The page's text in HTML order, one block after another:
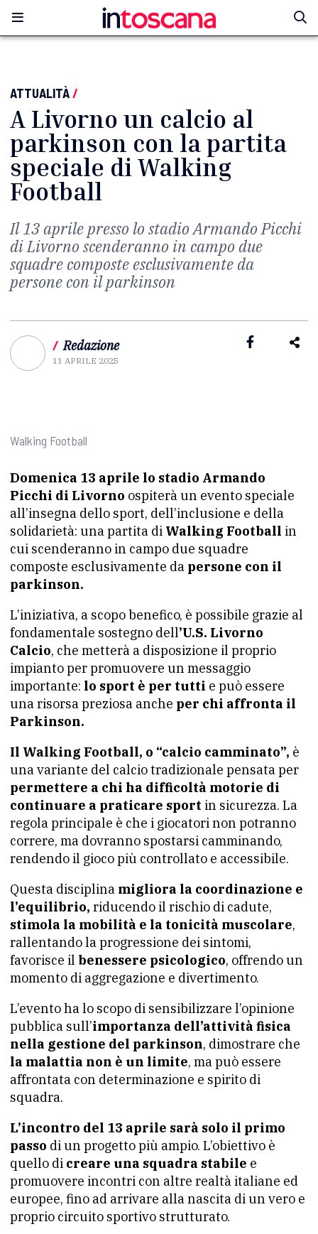
ATTUALITÀ/
A Livorno un calcio al
parkinson con la partita
speciale di Walking
Football
Il 13 aprile presso lo stadio Armando Picchi
di Livorno scenderanno in campo due
squadre composte esclusivamente da
persone con il parkinson
/ Redazione
11 APRILE 2025
Walking Football
Domenica 13 aprile lo stadio Armando
Picchi di Livorno ospiterà un evento speciale
all’insegna dello sport, dell’inclusione e della
solidarietà: una partita di Walking Football in
cui scenderanno in campo due squadre
composte esclusivamente da persone con il
parkinson.
L’iniziativa, a scopo benefico, è possibile grazie al
fondamentale sostegno dell’U.S. Livorno
Calcio, che metterà a disposizione il proprio
impianto per promuovere un messaggio
importante: lo sport è per tutti e può essere
una risorsa preziosa anche per chi affronta il
Parkinson.
Il Walking Football, o “calcio camminato”, è
una variante del calcio tradizionale pensata per
permettere a chi ha difficoltà motorie di
continuare a praticare sport in sicurezza. La
regola principale è che i giocatori non potranno
correre, ma dovranno spostarsi camminando,
rendendo il gioco più controllato e accessibile.
Questa disciplina migliora la coordinazione e
l’equilibrio, riducendo il rischio di cadute,
stimola la mobilità e la tonicità muscolare,
rallentando la progressione dei sintomi,
favorisce il benessere psicologico, offrendo un
momento di aggregazione e divertimento.
L’evento ha lo scopo di sensibilizzare l’opinione
pubblica sull’importanza dell’attività fisica
nella gestione del parkinson, dimostrare che
la malattia non è un limite, ma può essere
affrontata con determinazione e spirito di
squadra.
L’incontro del 13 aprile sarà solo il primo
passo di un progetto più ampio. L’obiettivo è
quello di creare una squadra stabile e
promuovere incontri con altre realtà italiane ed
europee, fino ad arrivare alla nascita di un vero e
proprio circuito sportivo strutturato.